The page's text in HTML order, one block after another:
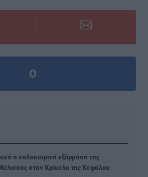
0
η καλοκαιρινή εξόρμηση της
στην Κρίκελο της Κεφάλου